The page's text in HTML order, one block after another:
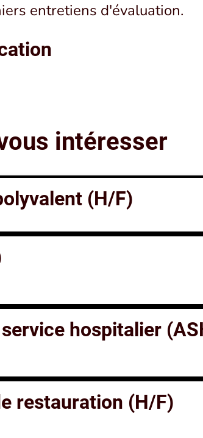
entretiens d'évaluation.
intéresser
(H/F)
hospitalier
restauration (H/F)